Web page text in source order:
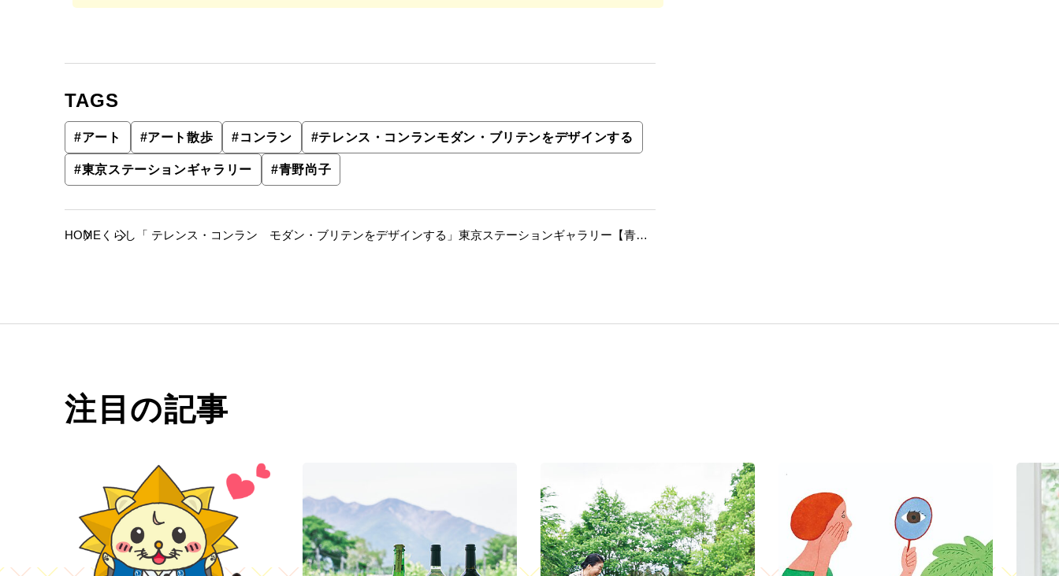
TAGS
#アート #アート散歩 #コンラン #テレンス・コンランモダン・ブリテンをデザインする
#東京ステーションギャラリー #青野尚子
HOME くらし
「 テレンス・コンラン モダン・ブリテンをデザインする」東京ステーションギャラリー【青野
注目の記事